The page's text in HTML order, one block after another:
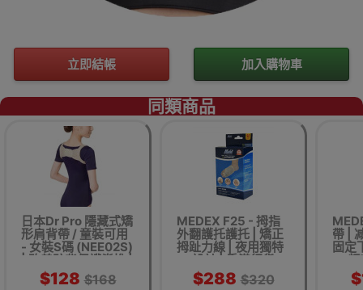
立即結帳 加入購物車
同類商品
日本Dr Pro 隱藏式矯
形肩背帶 / 童裝可用
- 女裝S碼 (NEE02S)
| 改善駝背保護脊椎 |
香港行貨
$128 $168
MEDEX F25 - 拇指
外翻護托護托 | 矯正
拇趾力線 | 夜用獨特
設計 | 香港行貨
$288 $320
帶 |
固定